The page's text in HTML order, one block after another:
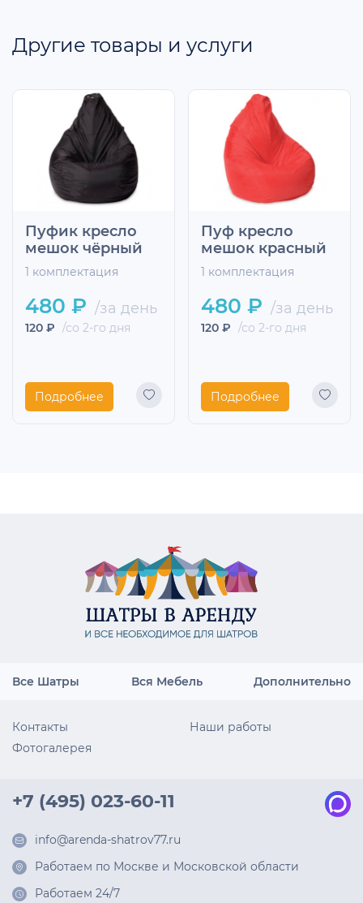
Другие товары и услуги
Пуфик кресло
мешок чёрный
1 комплектация
480 ₽ /за день
120 ₽ /со 2-го дня
Подробнее
Пуф кресло
мешок красный
1 комплектация
480 ₽ /за день
120 ₽ /со 2-го дня
Подробнее
Все Шатры Вся Мебель Дополнительно
Контакты
Наши работы
Фотогалерея
+7 (495) 023-60-11
info@arenda-shatrov77.ru
Работаем по Москве и Московской области
Работаем 24/7